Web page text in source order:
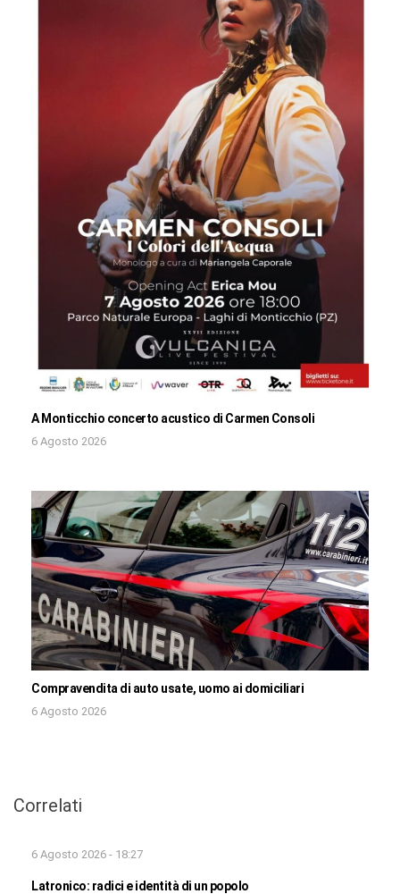
A Monticchio concerto acustico di Carmen Consoli
6 Agosto 2026
Compravendita di auto usate, uomo ai domiciliari
6 Agosto 2026
Correlati
6 Agosto 2026 - 18:27
Latronico: radici e identità di un popolo